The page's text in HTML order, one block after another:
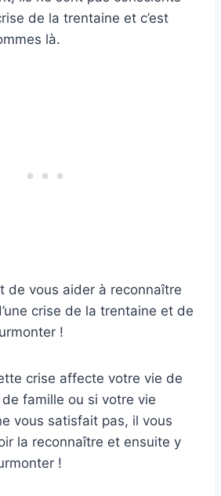
de la trentaine et c’est
là.
de vous aider à reconnaître
crise de la trentaine et de
!
crise affecte votre vie de
famille ou si votre vie
vous satisfait pas, il vous
la reconnaître et ensuite y
!